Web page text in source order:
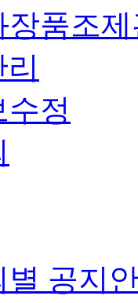
장품조
정
별 공지